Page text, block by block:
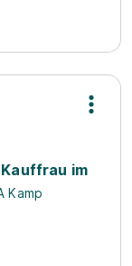
im
Kamp